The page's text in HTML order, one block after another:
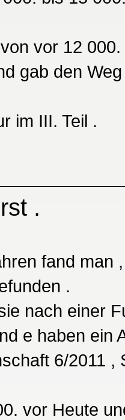
vor 12
gab den
im III. Teil .
.
fand man
.
nach einer
e haben ein
6/2011 ,
vor Heute